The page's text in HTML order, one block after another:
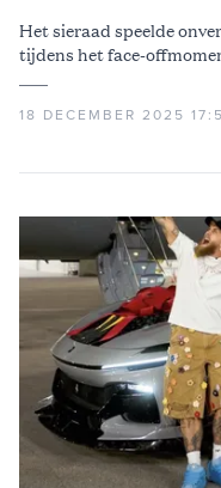
Het sieraad speelde
tijdens het face-
18 DECEMBER 2025